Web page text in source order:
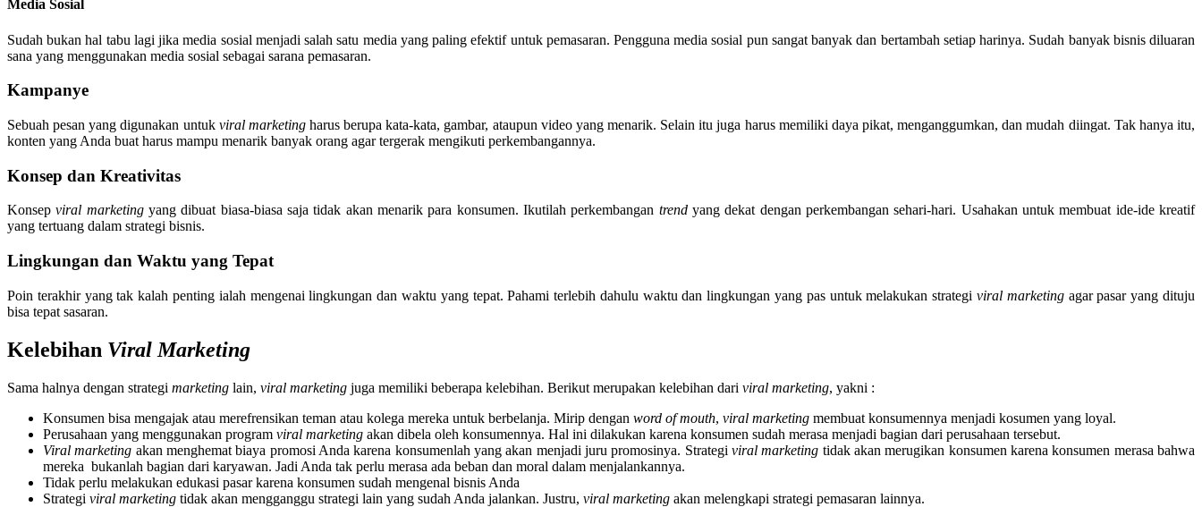
Media Sosial
Sudah bukan hal tabu lagi jika media sosial menjadi salah satu media yang paling efektif untuk pemasaran. Pengguna media sosial pun sangat banyak dan bertambah setiap harinya. Sudah banyak bisnis diluaran
sana yang menggunakan media sosial sebagai sarana pemasaran.
Kampanye
Sebuah pesan yang digunakan untuk viral marketingharus berupa kata-kata, gambar, ataupun video yang menarik. Selain itu juga harus memiliki daya pikat, menganggumkan, dan mudah diingat. Tak hanya itu,
konten yang Anda buat harus mampu menarik banyak orang agar tergerak mengikuti perkembangannya.
Konsep dan Kreativitas
Konsepviral marketingyang dibuat biasa-biasa saja tidak akan menarik para konsumen. Ikutilah perkembangan trendyang dekat dengan perkembangan sehari-hari. Usahakan untuk membuat ide-ide kreatif
yang tertuang dalam strategi bisnis.
Lingkungan dan Waktu yang Tepat
Poin terakhir yang tak kalah penting ialah mengenai lingkungan dan waktu yang tepat. Pahami terlebih dahulu waktu dan lingkungan yang pas untuk melakukan strategiviral marketingagar pasar yang dituju
bisa tepat sasaran.
Kelebihan Viral Marketing
Sama halnya dengan strategi marketing lain, viral marketing juga memiliki beberapa kelebihan. Berikut merupakan kelebihan dari viral marketing, yakni :
Konsumen bisa mengajak atau merefrensikan teman atau kolega mereka untuk berbelanja. Mirip dengan word of mouth, viral marketing membuat konsumennya menjadi kosumen yang loyal.
Perusahaan yang menggunakan program viral marketing akan dibela oleh konsumennya. Hal ini dilakukan karena konsumen sudah merasa menjadi bagian dari perusahaan tersebut.
Viral marketing akan menghemat biaya promosi Anda karena konsumenlah yang akan menjadi juru promosinya. Strategiviral marketing tidak akan merugikan konsumen karena konsumen merasa bahwa
mereka bukanlah bagian dari karyawan. Jadi Anda tak perlu merasa ada beban dan moral dalam menjalankannya.
Tidak perlu melakukan edukasi pasar karena konsumen sudah mengenal bisnis Anda
Strategi viral marketing tidak akan mengganggu strategi lain yang sudah Anda jalankan. Justru, viral marketing akan melengkapi strategi pemasaran lainnya.